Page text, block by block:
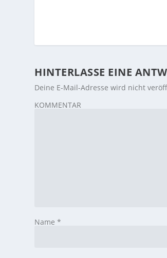
HINTERLASSE EINE
Deine E-Mail-Adresse wird nicht
KOMMENTAR
Name*